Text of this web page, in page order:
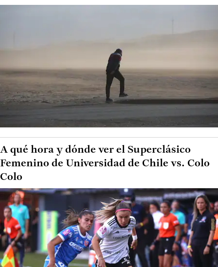
A qué hora y dónde ver el Superclásico
Femenino de Universidad de Chile vs. Colo
Colo